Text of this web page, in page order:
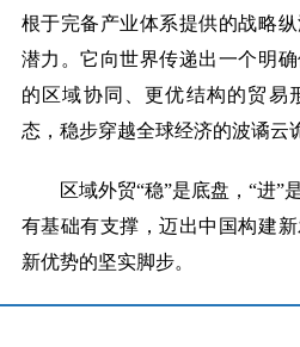
根于完备产业体系提供的战略
潜力。它向世界传递出一个明
的区域协同、更优结构的贸易
态，稳步穿越全球经济的波谲云
区域外贸“稳”是底盘，“进”
有基础有支撑，迈出中国构建
新优势的坚实脚步。